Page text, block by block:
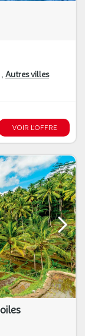
Autres villes
VOIR L'OFFRE